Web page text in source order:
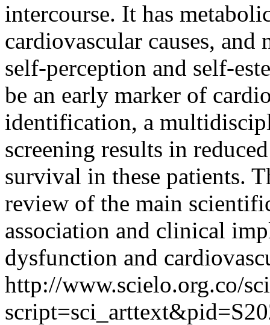
intercourse. It has
cardiovascular causes,
self-perception and self-
be an early marker of
identification, a
screening results in
survival in these patients.
review of the main
association and clinical
dysfunction and
http://www.scielo.org.co/